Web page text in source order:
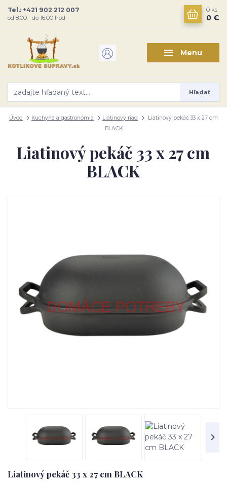
Menu
Hľadať
Tel.: +421 902 212 007
od 8:00 - do 16:00 hod
0 ks
0 €
Úvod Kuchyňa a gastronómia Liatinový riad
Liatinový pekáč 33 x 27 cm
BLACK
Liatinový pekáč 33 x 27 cm
BLACK
Liatinový pekáč 33 x 27 cm BLACK